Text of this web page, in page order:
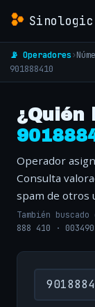
Sinologic
📡 Operadores›
901888410
¿Quién
Operador
Consulta
spam de otros
También buscado
888 410 ·